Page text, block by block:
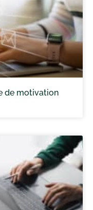
de motivation